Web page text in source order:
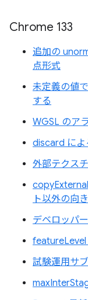
Chrome 133
追加の
点形式
未定義の値
する
WGSL のア
discard によ
外部テクス
ト以外の向
デベロッパ
featureLevel
試験運用サ